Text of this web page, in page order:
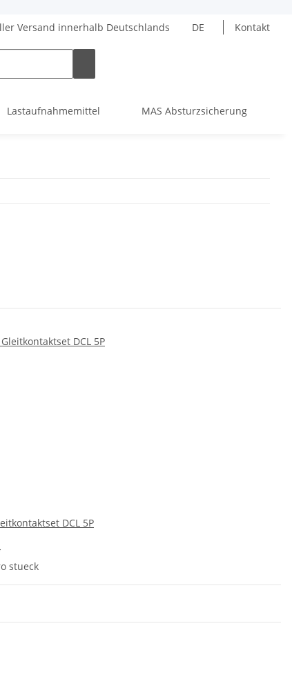
DE
Kontakt
Versand innerhalb Deutschlands
Lastaufnahmemittel MAS Absturzsicherung
DCL 5P
stueck